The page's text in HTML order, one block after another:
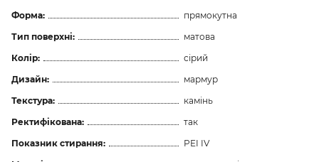
Форма:
прямокутна
Тип поверхні:
матова
Колір:
сірий
Дизайн:
мармур
Текстура:
камінь
Ректифікована:
так
Показник стирання:
PEI IV